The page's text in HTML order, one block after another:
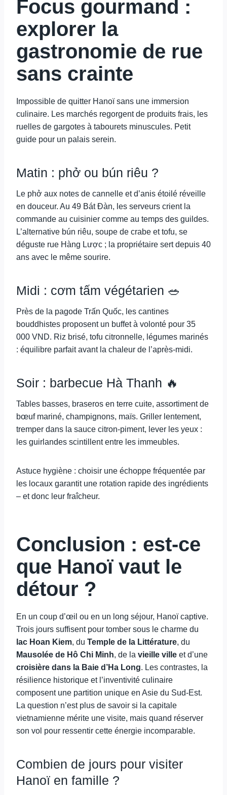
Focus gourmand :
explorer la
gastronomie de rue
sans crainte
Impossible de quitter Hanoï sans une immersion
culinaire. Les marchés regorgent de produits frais, les
ruelles de gargotes à tabourets minuscules. Petit
guide pour un palais serein.
Matin : phở ou bún riêu ?
Le phở aux notes de cannelle et d’anis étoilé réveille
en douceur. Au 49 Bát Đàn, les serveurs crient la
commande au cuisinier comme au temps des guildes.
L’alternative bún riêu, soupe de crabe et tofu, se
déguste rue Hàng Lược ; la propriétaire sert depuis 40
ans avec le même sourire.
Midi : cơm tấm végétarien 🥗
Près de la pagode Trấn Quốc, les cantines
bouddhistes proposent un buffet à volonté pour 35
000 VND. Riz brisé, tofu citronnelle, légumes marinés
: équilibre parfait avant la chaleur de l’après-midi.
Soir : barbecue Hà Thanh 🔥
Tables basses, braseros en terre cuite, assortiment de
bœuf mariné, champignons, maïs. Griller lentement,
tremper dans la sauce citron-piment, lever les yeux :
les guirlandes scintillent entre les immeubles.
Astuce hygiène : choisir une échoppe fréquentée par
les locaux garantit une rotation rapide des ingrédients
– et donc leur fraîcheur.
Conclusion : est-ce
que Hanoï vaut le
détour ?
En un coup d’œil ou en un long séjour, Hanoï captive.
Trois jours suffisent pour tomber sous le charme du
lac Hoan Kiem, du Temple de la Littérature, du
Mausolée de Hô Chi Minh, de la vieille ville et d’une
croisière dans la Baie d’Ha Long. Les contrastes, la
résilience historique et l’inventivité culinaire
composent une partition unique en Asie du Sud-Est.
La question n’est plus de savoir si la capitale
vietnamienne mérite une visite, mais quand réserver
son vol pour ressentir cette énergie incomparable.
Combien de jours pour visiter
Hanoï en famille ?